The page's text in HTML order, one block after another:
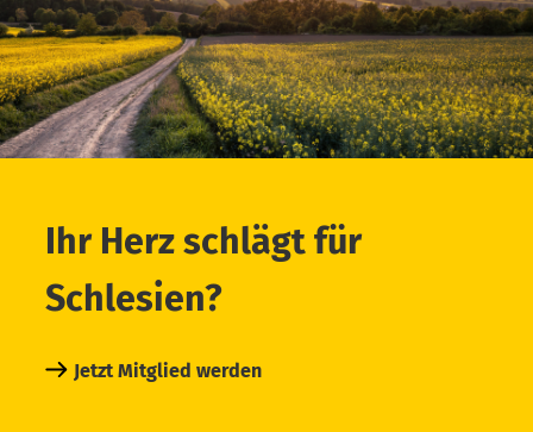
Ihr Herz schlägt für
Schlesien?
Jetzt Mitglied werden